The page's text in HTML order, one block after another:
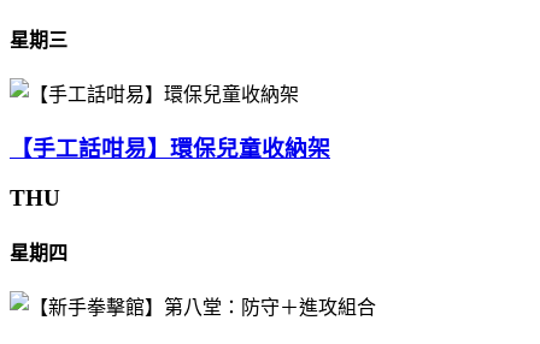
星期三
【手工話咁易】環保兒童收納架
THU
星期四